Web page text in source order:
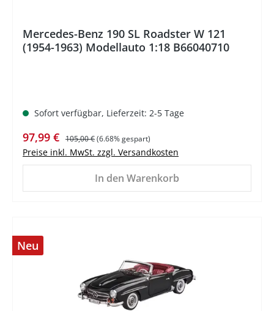
Mercedes-Benz 190 SL Roadster W 121
(1954-1963) Modellauto 1:18 B66040710
Sofort verfügbar, Lieferzeit: 2-5 Tage
Verkaufspreis:
97,99 € Regulärer Preis:
105,00 €(6.68% gespart)
Preise inkl. MwSt. zzgl. Versandkosten
In den Warenkorb
Neu